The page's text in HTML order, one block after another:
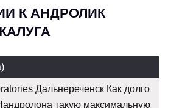
К АНДРОЛИК
Дальнереченск Как долго
такую максимальную